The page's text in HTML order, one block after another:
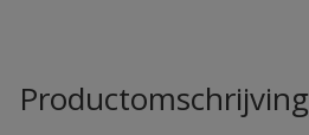
Productomschrijving